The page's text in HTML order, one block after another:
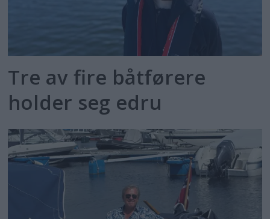
Tre av fire båtførere
holder seg edru